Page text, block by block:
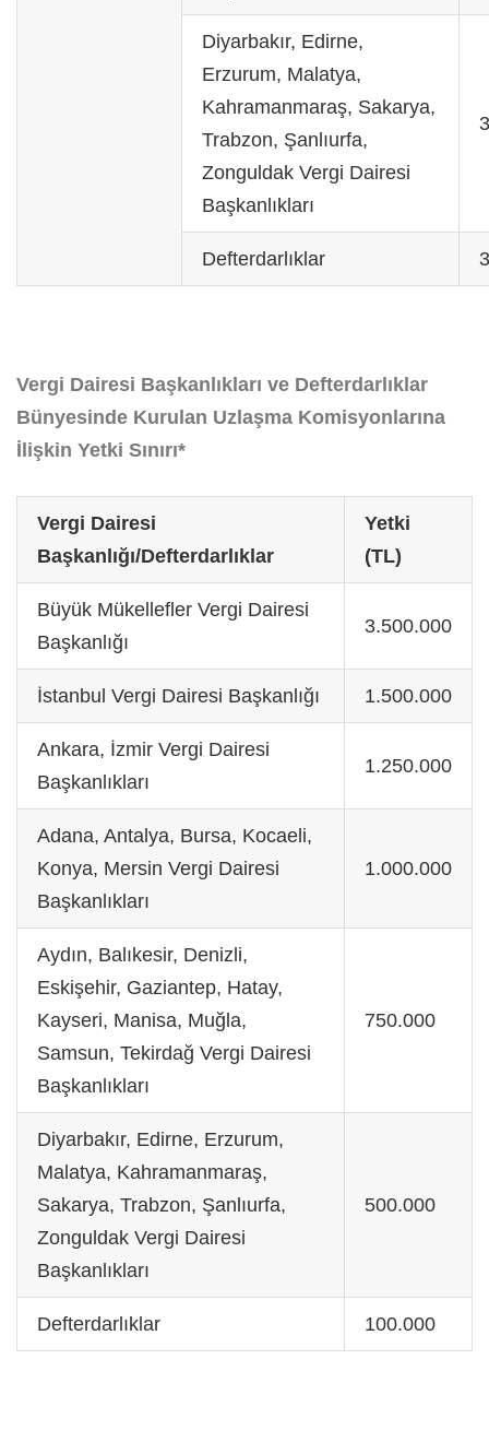
Diyarbakır, Edirne,
Erzurum, Malatya,
Kahramanmaraş, Sakarya,
Trabzon, Şanlıurfa,
Zonguldak Vergi Dairesi
Başkanlıkları
Defterdarlıklar
Vergi Dairesi Başkanlıkları ve Defterdarlıklar
Bünyesinde Kurulan Uzlaşma Komisyonlarına
İlişkin Yetki Sınırı*
Vergi Dairesi
Başkanlığı/Defterdarlıklar
Yetki
(TL)
Büyük Mükellefler Vergi Dairesi
Başkanlığı
3.500.000
İstanbul Vergi Dairesi Başkanlığı 1.500.000
Ankara, İzmir Vergi Dairesi
Başkanlıkları
1.250.000
Adana, Antalya, Bursa, Kocaeli,
Konya, Mersin Vergi Dairesi
Başkanlıkları
1.000.000
Aydın, Balıkesir, Denizli,
Eskişehir, Gaziantep, Hatay,
Kayseri, Manisa, Muğla,
Samsun, Tekirdağ Vergi Dairesi
Başkanlıkları
750.000
Diyarbakır, Edirne, Erzurum,
Malatya, Kahramanmaraş,
Sakarya, Trabzon, Şanlıurfa,
Zonguldak Vergi Dairesi
Başkanlıkları
500.000
Defterdarlıklar 100.000